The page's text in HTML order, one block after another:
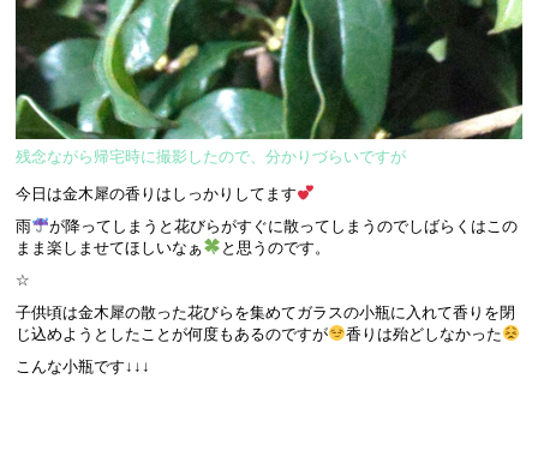
残念ながら帰宅時に撮影したので、分かりづらいですが
今日は金木犀の香りはしっかりしてます
雨
が降ってしまうと花びらがすぐに散ってしまうのでしばらくはこの
まま楽しませてほしいなぁ
と思うのです。
☆
子供頃は金木犀の散った花びらを集めてガラスの小瓶に入れて香りを閉
じ込めようとしたことが何度もあるのですが
香りは殆どしなかった
こんな小瓶です↓↓↓